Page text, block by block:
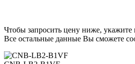
Чтобы запросить цену ниже, укажите
Все остальные данные Вы сможете